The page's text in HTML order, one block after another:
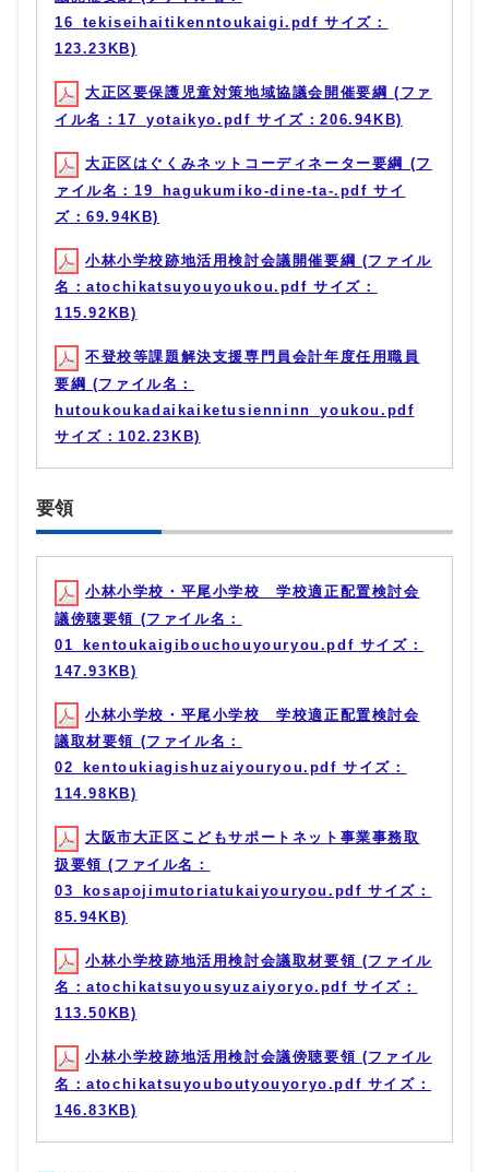
16_tekiseihaitikenntoukaigi.pdf サイズ：
123.23KB)
大正区要保護児童対策地域協議会開催要綱 (ファ
イル名：17_yotaikyo.pdf サイズ：206.94KB)
大正区はぐくみネットコーディネーター要綱 (フ
ァイル名：19_hagukumiko-dine-ta-.pdf サイ
ズ：69.94KB)
小林小学校跡地活用検討会議開催要綱 (ファイル
名：atochikatsuyouyoukou.pdf サイズ：
115.92KB)
不登校等課題解決支援専門員会計年度任用職員
要綱 (ファイル名：
hutoukoukadaikaiketusienninn_youkou.pdf
サイズ：102.23KB)
要領
小林小学校・平尾小学校 学校適正配置検討会
議傍聴要領 (ファイル名：
01_kentoukaigibouchouyouryou.pdf サイズ：
147.93KB)
小林小学校・平尾小学校 学校適正配置検討会
議取材要領 (ファイル名：
02_kentoukiagishuzaiyouryou.pdf サイズ：
114.98KB)
大阪市大正区こどもサポートネット事業事務取
扱要領 (ファイル名：
03_kosapojimutoriatukaiyouryou.pdf サイズ：
85.94KB)
小林小学校跡地活用検討会議取材要領 (ファイル
名：atochikatsuyousyuzaiyoryo.pdf サイズ：
113.50KB)
小林小学校跡地活用検討会議傍聴要領 (ファイル
名：atochikatsuyouboutyouyoryo.pdf サイズ：
146.83KB)